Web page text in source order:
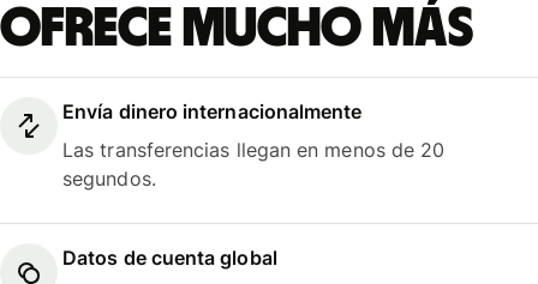
ofrece mucho más
Envía dinero internacionalmente
Las transferencias llegan en menos de 20
segundos.
Datos de cuenta global